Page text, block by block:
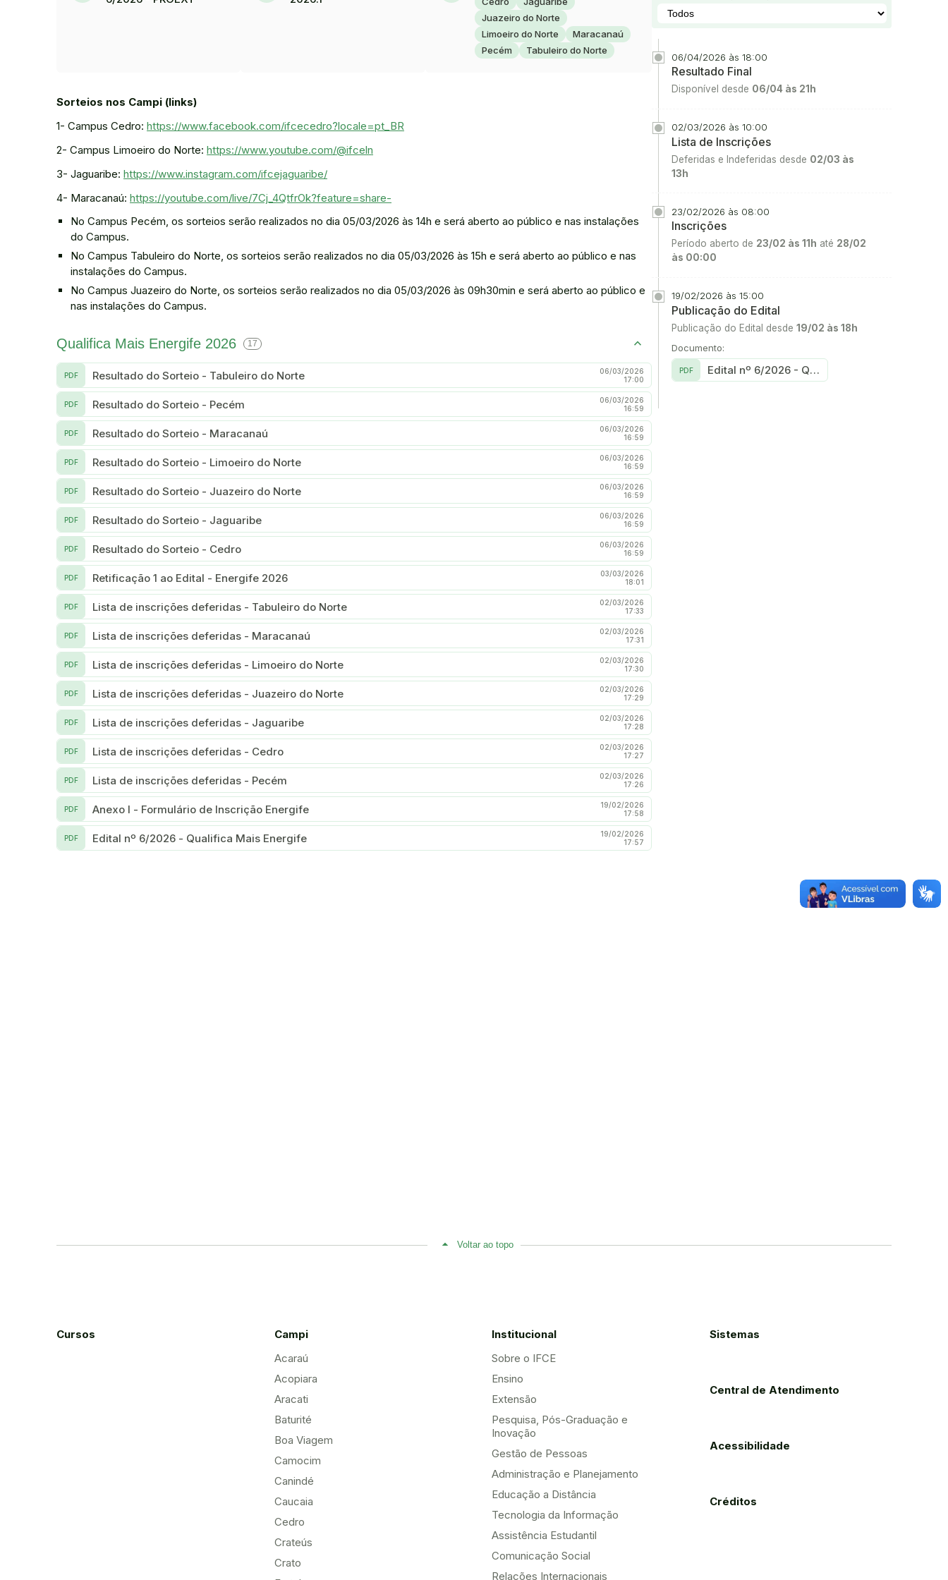
Juazeiro do Norte
Limoeiro do Norte
Maracanaú
Pecém
Tabuleiro do Norte
Sorteios nos Campi (links)
1- Campus Cedro: https://www.facebook.com/ifcecedro?locale=pt_BR
2- Campus Limoeiro do Norte: https://www.youtube.com/@ifceln
3- Jaguaribe: https://www.instagram.com/ifcejaguaribe/
4- Maracanaú: https://youtube.com/live/7Cj_4QtfrOk?feature=share-
No Campus Pecém, os sorteios serão realizados no dia 05/03/2026 às 14h e será aberto ao público e nas instalações
do Campus.
No Campus Tabuleiro do Norte, os sorteios serão realizados no dia 05/03/2026 às 15h e será aberto ao público e nas
instalações do Campus.
No Campus Juazeiro do Norte, os sorteios serão realizados no dia 05/03/2026 às 09h30min e será aberto ao público e
nas instalações do Campus.
Qualifica Mais Energife 2026 17
Resultado do Sorteio - Tabuleiro do Norte
PDF
06/03/2026
17:00
Resultado do Sorteio - Pecém
PDF
06/03/2026
16:59
Resultado do Sorteio - Maracanaú
PDF
06/03/2026
16:59
Resultado do Sorteio - Limoeiro do Norte
PDF
06/03/2026
16:59
Resultado do Sorteio - Juazeiro do Norte
PDF
06/03/2026
16:59
Resultado do Sorteio - Jaguaribe
PDF
06/03/2026
16:59
Resultado do Sorteio - Cedro
PDF
06/03/2026
16:59
Retificação 1 ao Edital - Energife 2026
PDF
03/03/2026
18:01
Lista de inscrições deferidas - Tabuleiro do Norte
PDF
02/03/2026
17:33
Lista de inscrições deferidas - Maracanaú
PDF
02/03/2026
17:31
Lista de inscrições deferidas - Limoeiro do Norte
PDF
02/03/2026
17:30
Lista de inscrições deferidas - Juazeiro do Norte
PDF
02/03/2026
17:29
Lista de inscrições deferidas - Jaguaribe
PDF
02/03/2026
17:28
Lista de inscrições deferidas - Cedro
PDF
02/03/2026
17:27
Lista de inscrições deferidas - Pecém
PDF
02/03/2026
17:26
Anexo I - Formulário de Inscrição Energife
PDF
19/02/2026
17:58
Edital nº 6/2026 - Qualifica Mais Energife
PDF
19/02/2026
17:57
06/04/2026 às 18:00
Resultado Final
Disponível desde 06/04 às 21h
02/03/2026 às 10:00
Lista de Inscrições
Deferidas e Indeferidas desde 02/03 às
13h
23/02/2026 às 08:00
Inscrições
Período aberto de 23/02 às 11h até 28/02
às 00:00
19/02/2026 às 15:00
Publicação do Edital
Publicação do Edital desde 19/02 às 18h
Documento:
Edital nº 6/2026 - Qualifica Mais Energife
PDF
Voltar ao topo
Cursos
Campi
Acaraú
Acopiara
Aracati
Baturité
Boa Viagem
Camocim
Canindé
Caucaia
Cedro
Crateús
Crato
Institucional
Sobre o IFCE
Ensino
Extensão
Pesquisa, Pós-Graduação e
Inovação
Gestão de Pessoas
Administração e Planejamento
Educação a Distância
Tecnologia da Informação
Assistência Estudantil
Comunicação Social
Relações Internacionais
Sistemas
Central de Atendimento
Acessibilidade
Créditos